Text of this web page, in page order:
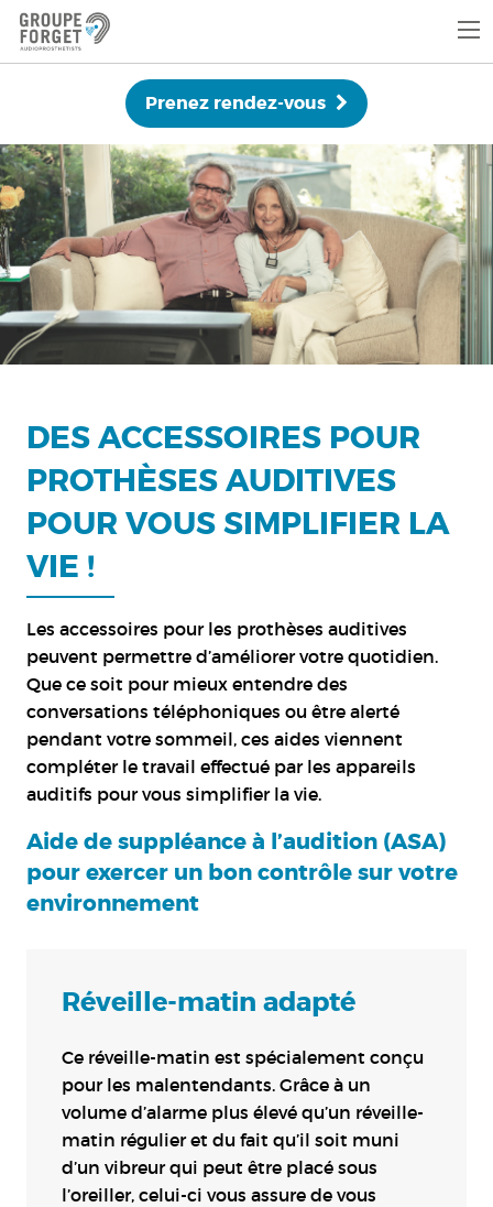
Prenez rendez-vous
DES ACCESSOIRES POUR
PROTHÈSES AUDITIVES
POUR VOUS SIMPLIFIER LA
VIE !
Les accessoires pour les prothèses auditives
peuvent permettre d’améliorer votre quotidien.
Que ce soit pour mieux entendre des
conversations téléphoniques ou être alerté
pendant votre sommeil, ces aides viennent
compléter le travail effectué par les appareils
auditifs pour vous simplifier la vie.
Aide de suppléance à l’audition (ASA)
pour exercer un bon contrôle sur votre
environnement
Réveille-matin adapté
Ce réveille-matin est spécialement conçu
pour les malentendants. Grâce à un
volume d’alarme plus élevé qu’un réveille-
matin régulier et du fait qu’il soit muni
d’un vibreur qui peut être placé sous
l’oreiller, celui-ci vous assure de vous